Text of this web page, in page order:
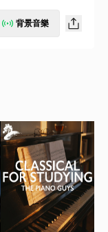
背景音樂